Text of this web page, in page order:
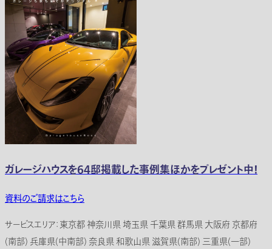
ガレージハウスを64邸掲載した事例集ほかをプレゼント中！
資料のご請求はこちら
サービスエリア：東京都 神奈川県 埼玉県 千葉県 群馬県 大阪府 京都府
(南部) 兵庫県(中南部) 奈良県 和歌山県 滋賀県(南部) 三重県(一部)